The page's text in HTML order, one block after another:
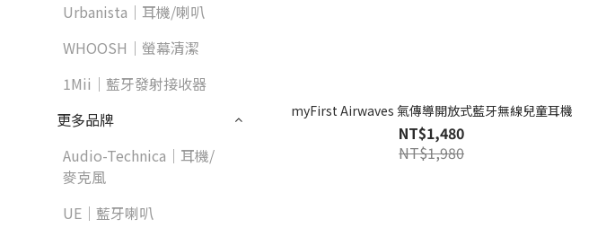
Urbanista｜耳機/喇叭
WHOOSH｜螢幕清潔
1Mii｜藍牙發射接收器
更多品牌
Audio-Technica｜耳機/
麥克風
UE｜藍牙喇叭
myFirst Airwaves 氣傳導開放式藍牙無線兒童耳機
NT$1,480
NT$1,980